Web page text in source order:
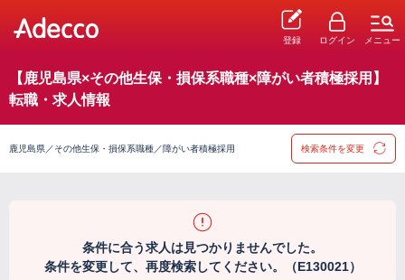
登録 ログイン メニュー
【鹿児島県×その他生保・損保系職種×障がい者積極採用】
転職・求人情報
鹿児島県／その他生保・損保系職種／障がい者積極採用 検索条件を変更
条件に合う求人は見つかりませんでした。
条件を変更して、再度検索してください。（E130021）